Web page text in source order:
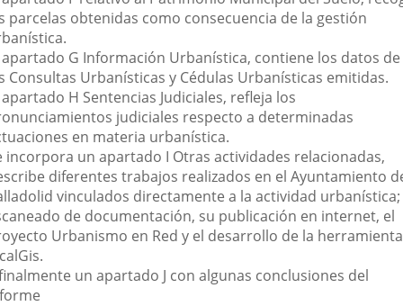
parcelas obtenidas como consecuencia de la gestión
apartado G Información Urbanística, contiene los datos de
Consultas Urbanísticas y Cédulas Urbanísticas emitidas.
apartado H Sentencias Judiciales, refleja los
judiciales respecto a determinadas
en materia urbanística.
incorpora un apartado I Otras actividades relacionadas,
diferentes trabajos realizados en el Ayuntamiento
vinculados directamente a la actividad urbanística;
de documentación, su publicación en internet, el
Urbanismo en Red y el desarrollo de la herramienta
un apartado J con algunas conclusiones del